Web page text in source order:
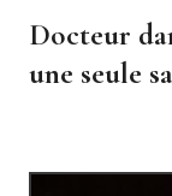
Docteur
une seule